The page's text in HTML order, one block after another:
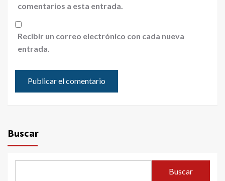
comentarios a esta entrada.
Recibir un correo electrónico con cada nueva
entrada.
Buscar
Buscar